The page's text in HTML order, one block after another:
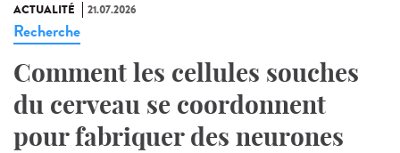
ACTUALITÉ 21.07.2026
Recherche
Comment les cellules souches
du cerveau se coordonnent
pour fabriquer des neurones